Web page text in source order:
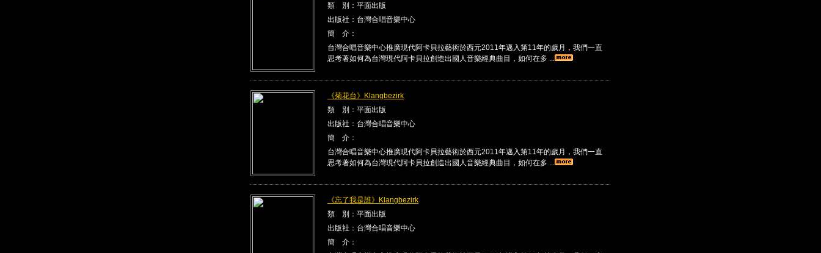
類 別：平面出版
出版社：台灣合唱音樂中心
簡 介：
台灣合唱音樂中心推廣現代阿卡貝拉藝術於西元2011年邁入第11年的歲月，我們一直
思考著如何為台灣現代阿卡貝拉創造出國人音樂經典曲目，如何在多 ...
《菊花台》Klangbezirk
類 別：平面出版
出版社：台灣合唱音樂中心
簡 介：
台灣合唱音樂中心推廣現代阿卡貝拉藝術於西元2011年邁入第11年的歲月，我們一直
思考著如何為台灣現代阿卡貝拉創造出國人音樂經典曲目，如何在多 ...
《忘了我是誰》Klangbezirk
類 別：平面出版
出版社：台灣合唱音樂中心
簡 介：